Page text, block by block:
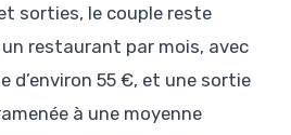
sorties, le couple reste
restaurant par mois, avec
d’environ 55 €, et une sortie
à une moyenne